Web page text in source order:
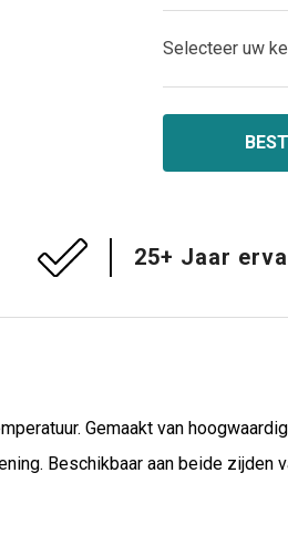
Selecteer uw
25+ Jaar
Gemaakt van
Beschikbaar aan beide zijden